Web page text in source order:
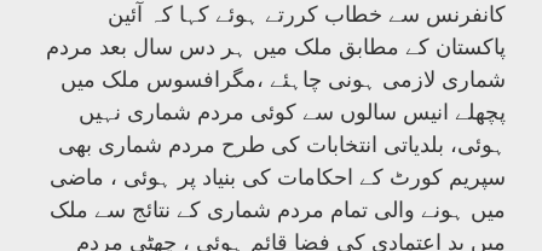
کانفرنس سے خطاب کررتے ہوئے کہا کہ آئین
پاکستان کے مطابق ملک میں ہر دس سال بعد مردم
شماری لازمی ہونی چاہئے ،مگرافسوس ملک میں
پچھلے انیس سالوں سے کوئی مردم شماری نہیں
ہوئی، بلدیاتی انتخابات کی طرح مردم شماری بھی
سپریم کورٹ کے احکامات کی بنیاد پر ہوئی ، ماضی
میں ہونے والی تمام مردم شماری کے نتائج سے ملک
میں بد اعتمادی کی فضا قائم ہوئی ، چھٹی مردم